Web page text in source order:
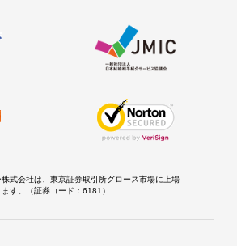
株式会社は、東京証券取引所グロース市場に上場
ます。（証券コード：6181）